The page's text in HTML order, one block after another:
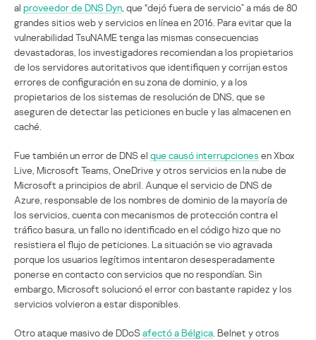
al proveedor de DNS Dyn , que “dejó fuera de servicio” a más de 80
grandes sitios web y servicios en línea en 2016. Para evitar que la
vulnerabilidad TsuNAME tenga las mismas consecuencias
devastadoras, los investigadores recomiendan a los propietarios
de los servidores autoritativos que identifiquen y corrijan estos
errores de configuración en su zona de dominio, y a los
propietarios de los sistemas de resolución de DNS, que se
aseguren de detectar las peticiones en bucle y las almacenen en
caché.
Fue también un error de DNS el que causó interrupciones en Xbox
Live, Microsoft Teams, OneDrive y otros servicios en la nube de
Microsoft a principios de abril. Aunque el servicio de DNS de
Azure, responsable de los nombres de dominio de la mayoría de
los servicios, cuenta con mecanismos de protección contra el
tráfico basura, un fallo no identificado en el código hizo que no
resistiera el flujo de peticiones. La situación se vio agravada
porque los usuarios legítimos intentaron desesperadamente
ponerse en contacto con servicios que no respondían. Sin
embargo, Microsoft solucionó el error con bastante rapidez y los
servicios volvieron a estar disponibles.
Otro ataque masivo de DDoS afectó a Bélgica . Belnet y otros